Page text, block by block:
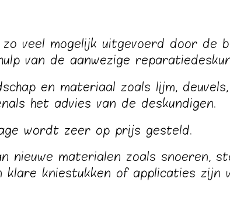
veel mogelijk uitgevoerd door de
van de aanwezige
en materiaal zoals lijm,
het advies van de deskundigen.
wordt zeer op prijs gesteld.
nieuwe materialen zoals snoeren,
klare kniestukken of applicaties zijn